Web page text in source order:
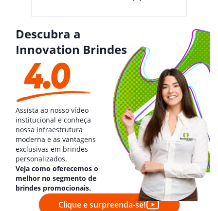
Descubra a
Innovation Brindes
Assista ao nosso vídeo
institucional e conheça
nossa infraestrutura
moderna e as vantagens
exclusivas em brindes
personalizados.
Veja como oferecemos o
melhor no segmento de
brindes promocionais.
Clique e surpreenda-se!